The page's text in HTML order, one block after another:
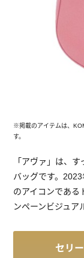
※掲載のアイテムは、
す。
「アヴァ」は、
バッグです。
のアイコンである
ンペーンビジュア
セリ